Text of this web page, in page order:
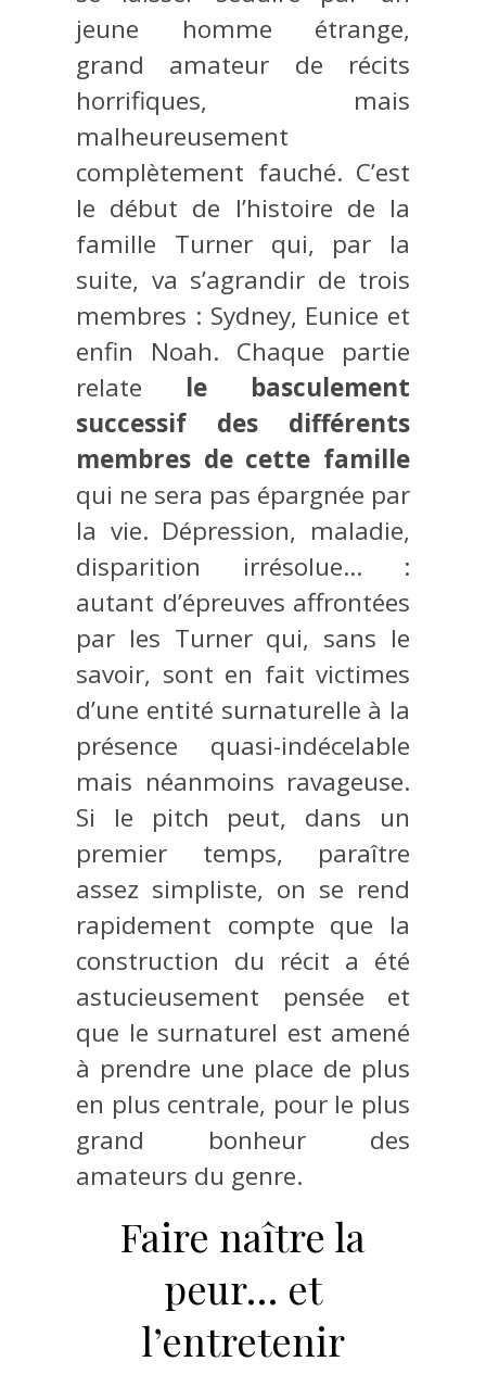
jeune homme étrange,
grand amateur de récits
horrifiques, mais
malheureusement
complètement fauché. C’est
le début de l’histoire de la
famille Turner qui, par la
suite, va s’agrandir de trois
membres : Sydney, Eunice et
enfin Noah. Chaque partie
relate le basculement
successif des différents
membres de cette famille
qui ne sera pas épargnée par
la vie. Dépression, maladie,
disparition irrésolue… :
autant d’épreuves affrontées
par les Turner qui, sans le
savoir, sont en fait victimes
d’une entité surnaturelle à la
présence quasi-indécelable
mais néanmoins ravageuse.
Si le pitch peut, dans un
premier temps, paraître
assez simpliste, on se rend
rapidement compte que la
construction du récit a été
astucieusement pensée et
que le surnaturel est amené
à prendre une place de plus
en plus centrale, pour le plus
grand bonheur des
amateurs du genre.
Faire naître la
peur… et
l’entretenir